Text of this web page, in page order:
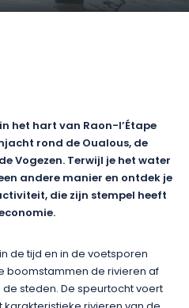
het hart van Raon-l’Étape
rond de Oualous, de
Vogezen. Terwijl je het water
andere manier en ontdek je
die zijn stempel heeft
de tijd en in de voetsporen
boomstammen de rivieren af
steden. De speurtocht voert